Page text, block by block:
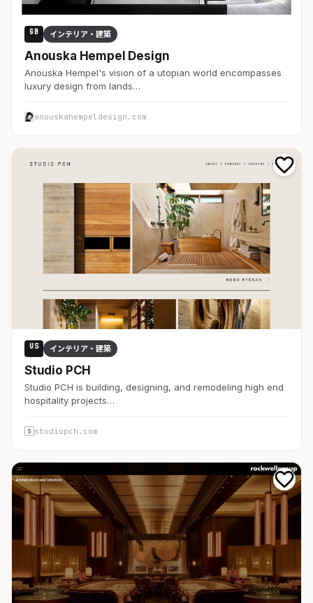
GB インテリア・建築
Anouska Hempel Design
Anouska Hempel's vision of a utopian world encompasses
luxury design from lands…
anouskahempeldesign.com
US インテリア・建築
Studio PCH
Studio PCH is building, designing, and remodeling high end
hospitality projects…
studiopch.com